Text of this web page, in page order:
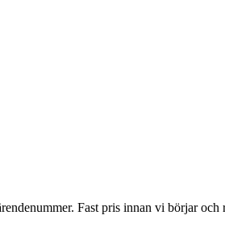
Fast pris innan vi börjar och